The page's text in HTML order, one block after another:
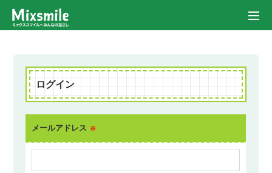
ログイン
メールアドレス ※